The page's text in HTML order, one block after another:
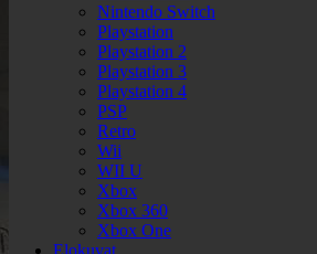
Nintendo Switch
Playstation
Playstation 2
Playstation 3
Playstation 4
PSP
Retro
Wii
WII U
Xbox
Xbox 360
Xbox One
Elokuvat